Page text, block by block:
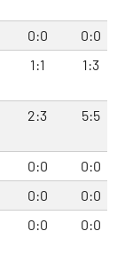
0:0
0:0
1:1 1:3
2:3 5:5
0:0
0:0
0:0
0:0
0:0 0:0